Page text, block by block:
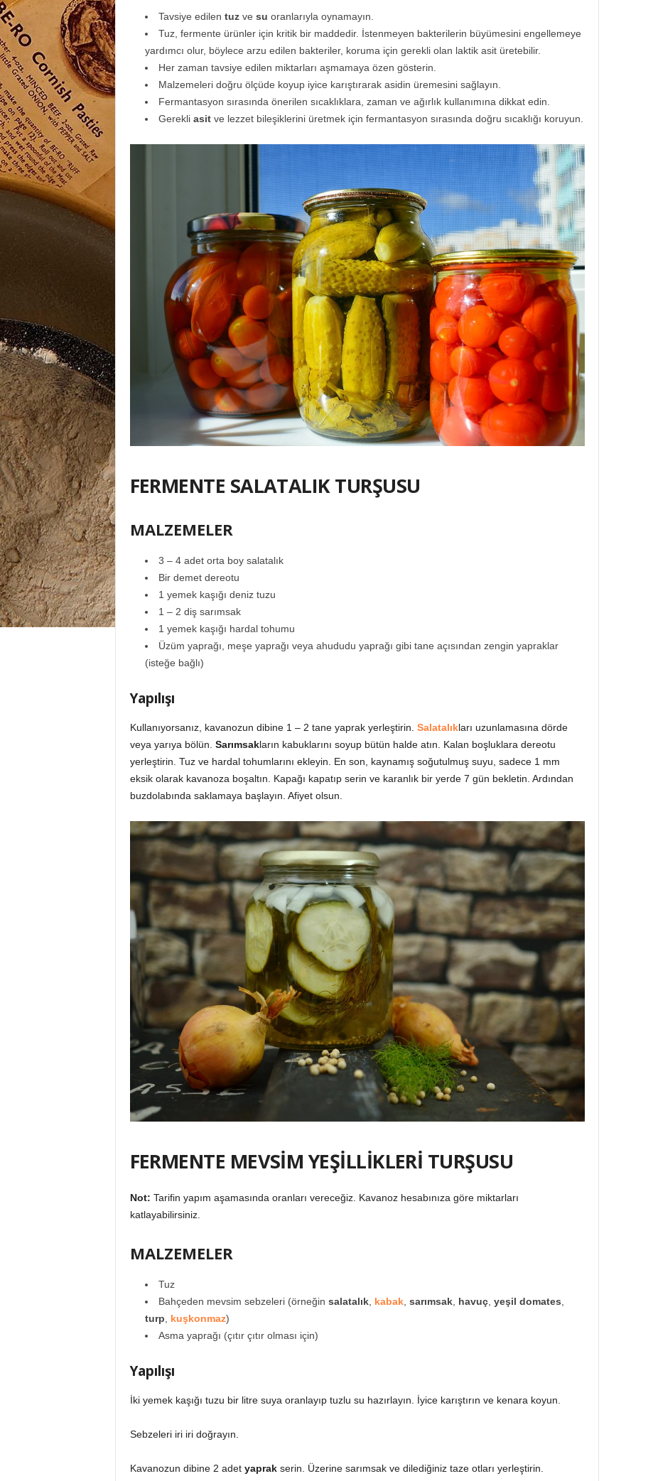
Tavsiye edilen tuzve su oranlarıyla oynamayın.
Tuz, fermente ürünler için kritik bir maddedir. İstenmeyen bakterilerin büyümesini engellemeye
yardımcı olur, böylece arzu edilen bakteriler, koruma için gerekli olan laktik asit üretebilir.
Her zaman tavsiye edilen miktarları aşmamaya özen gösterin.
Malzemeleri doğru ölçüde koyup iyice karıştırarak asidin üremesini sağlayın.
Fermantasyon sırasında önerilen sıcaklıklara, zaman ve ağırlık kullanımına dikkat edin.
Gerekli asitve lezzet bileşiklerini üretmek için fermantasyon sırasında doğru sıcaklığı koruyun.
FERMENTE SALATALIK TURŞUSU
MALZEMELER
3 – 4 adet orta boy salatalık
Bir demet dereotu
1 yemek kaşığı deniz tuzu
1 – 2 diş sarımsak
1 yemek kaşığı hardal tohumu
Üzüm yaprağı, meşe yaprağı veya ahududu yaprağı gibi tane açısından zengin yapraklar
(isteğe bağlı)
Yapılışı
Kullanıyorsanız, kavanozun dibine 1 – 2 tane yaprak yerleştirin. Salatalıkları uzunlamasına dörde
veya yarıya bölün. Sarımsakların kabuklarını soyup bütün halde atın. Kalan boşluklara dereotu
yerleştirin. Tuz ve hardal tohumlarını ekleyin. En son, kaynamış soğutulmuş suyu, sadece 1 mm
eksik olarak kavanoza boşaltın. Kapağı kapatıp serin ve karanlık bir yerde 7 gün bekletin. Ardından
buzdolabında saklamaya başlayın. Afiyet olsun.
FERMENTE MEVSİM YEŞİLLİKLERİ TURŞUSU
Not: Tarifin yapım aşamasında oranları vereceğiz. Kavanoz hesabınıza göre miktarları
katlayabilirsiniz.
MALZEMELER
Tuz
Bahçeden mevsim sebzeleri (örneğin salatalık, kabak, sarımsak, havuç, yeşil domates,
turp, kuşkonmaz)
Asma yaprağı (çıtır çıtır olması için)
Yapılışı
İki yemek kaşığı tuzu bir litre suya oranlayıp tuzlu su hazırlayın. İyice karıştırın ve kenara koyun.
Sebzeleri iri iri doğrayın.
Kavanozun dibine 2 adet yaprakserin. Üzerine sarımsak ve dilediğiniz taze otları yerleştirin.